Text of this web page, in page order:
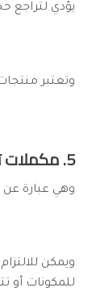
يؤدي لتراجع
وتعتبر
5. مكملات تكبير الصدر:
وهي عبارة
للمكونات أو